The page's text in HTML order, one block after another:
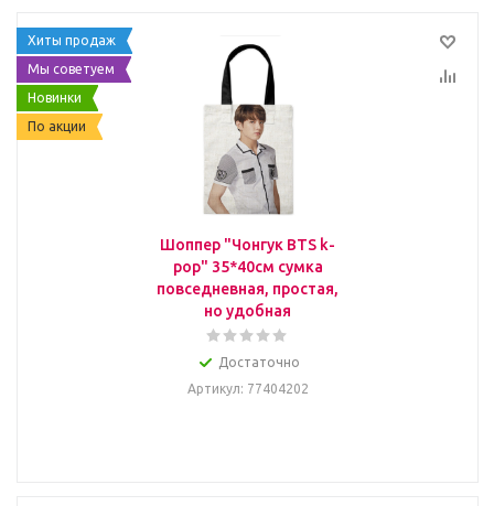
Хиты продаж
Мы советуем
Новинки
По акции
Шоппер "Чонгук BTS k-
pop" 35*40см сумка
повседневная, простая,
но удобная
Достаточно
Артикул: 77404202